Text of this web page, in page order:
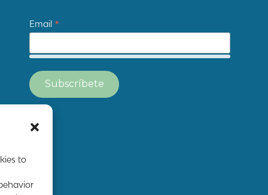
to
Email *